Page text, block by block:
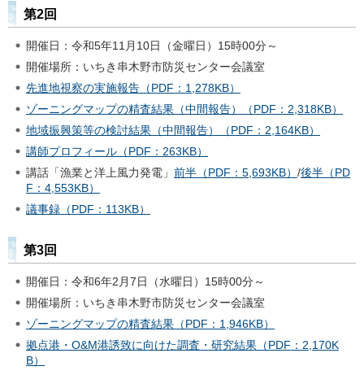
第2回
開催日：令和5年11月10日（金曜日）15時00分～
開催場所：いちき串木野市防災センター会議室
先進地視察の実施報告（PDF：1,278KB）
ゾーニングマップの精査結果（中間報告）（PDF：2,318KB）
地域振興策等の検討結果（中間報告）（PDF：2,164KB）
講師プロフィール（PDF：263KB）
講話「漁業と洋上風力発電」 前半（PDF：5,693KB） /後半（PD
F：4,553KB）
議事録（PDF：113KB）
第3回
開催日：令和6年2月7日（水曜日）15時00分～
開催場所：いちき串木野市防災センター会議室
ゾーニングマップの精査結果（PDF：1,946KB）
拠点港・O&M港誘致に向けた調査・研究結果（PDF：2,170K
B）